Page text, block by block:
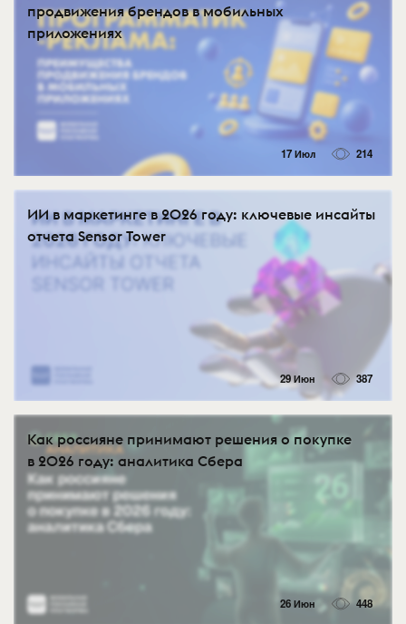
продвижения брендов в мобильных
приложениях
17 Июл 214
ИИ в маркетинге в 2026 году: ключевые инсайты
отчета Sensor Tower
29 Июн 387
Как россияне принимают решения о покупке
в 2026 году: аналитика Сбера
26 Июн 448